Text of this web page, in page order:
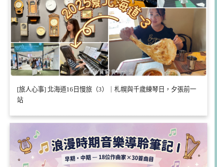
[旅人心事] 北海道16日慢旅（3）｜札幌與千歲練琴日，夕張前一
站